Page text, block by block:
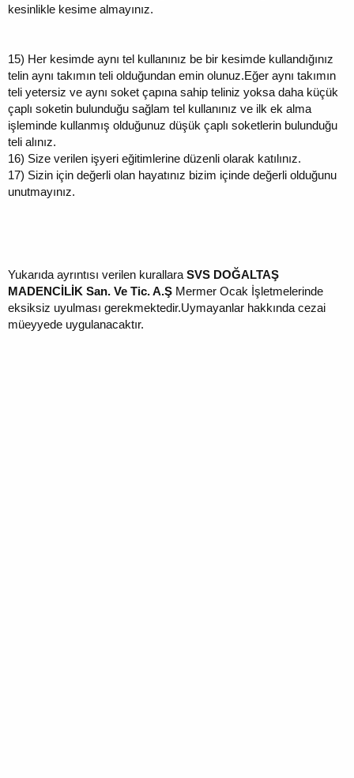
kesinlikle kesime almayınız.
15) Her kesimde aynı tel kullanınız be bir kesimde kullandığınız
telin aynı takımın teli olduğundan emin olunuz.Eğer aynı takımın
teli yetersiz ve aynı soket çapına sahip teliniz yoksa daha küçük
çaplı soketin bulunduğu sağlam tel kullanınız ve ilk ek alma
işleminde kullanmış olduğunuz düşük çaplı soketlerin bulunduğu
teli alınız.
16) Size verilen işyeri eğitimlerine düzenli olarak katılınız.
17) Sizin için değerli olan hayatınız bizim içinde değerli olduğunu
unutmayınız.
Yukarıda ayrıntısı verilen kurallara SVS DOĞALTAŞ
MADENCİLİK San. Ve Tic. A.Ş Mermer Ocak İşletmelerinde
eksiksiz uyulması gerekmektedir.Uymayanlar hakkında cezai
müeyyede uygulanacaktır.